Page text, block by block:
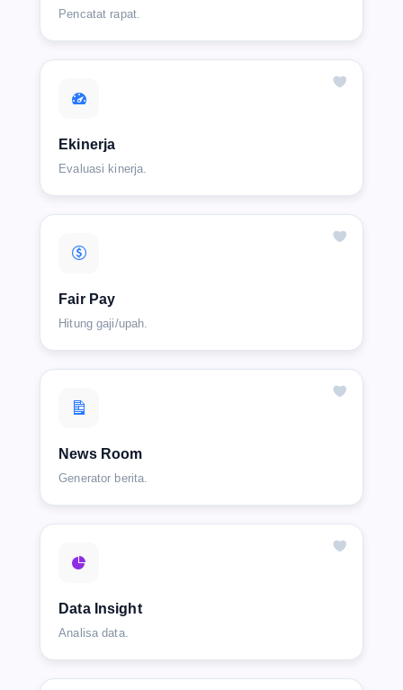
Pencatat rapat.
Ekinerja
Evaluasi kinerja.
Fair Pay
Hitung gaji/upah.
News Room
Generator berita.
Data Insight
Analisa data.